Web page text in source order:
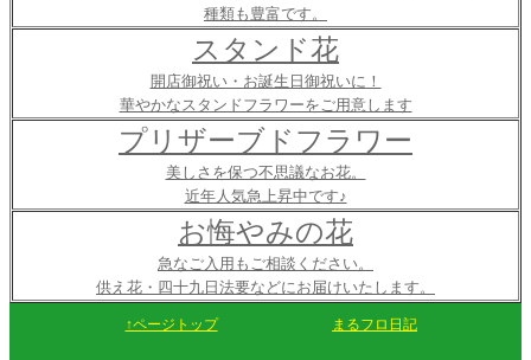
種類も豊富です。
スタンド花
開店御祝い・お誕生日御祝いに！
華やかなスタンドフラワーをご用意します
プリザーブドフラワー
美しさを保つ不思議なお花。
近年人気急上昇中です♪
お悔やみの花
急なご入用もご相談ください。
供え花・四十九日法要などにお届けいたします。
↑ページトップ まるフロ日記